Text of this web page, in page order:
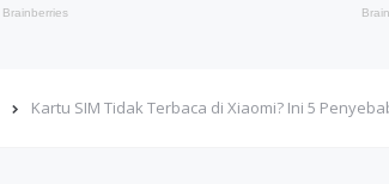
Kartu SIM Tidak Terbaca di Xiaomi? Ini 5